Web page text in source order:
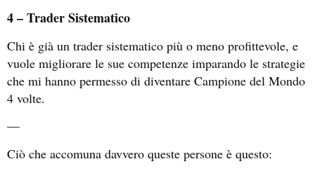
4 – Trader Sistematico
Chi è già un trader sistematico più o meno profittevole, e
vuole migliorare le sue competenze imparando le strategie
che mi hanno permesso di diventare Campione del Mondo
4 volte.
—
Ciò che accomuna davvero queste persone è questo: